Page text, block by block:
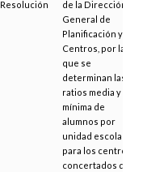
Resolución
de la Dirección
General de
Planificación y
Centros, por la
que se
determinan las
ratios media y
mínima de
alumnos por
unidad escolar,
para los centros
concertados de